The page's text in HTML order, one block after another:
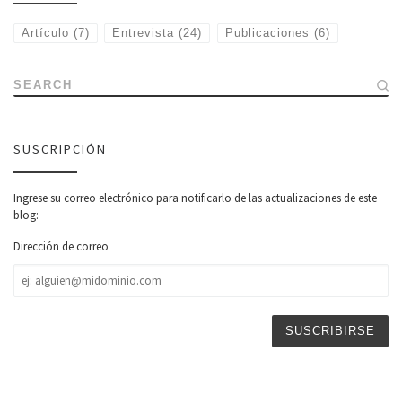
Artículo (7) Entrevista (24) Publicaciones (6)
SEARCH
SUSCRIPCIÓN
Ingrese su correo electrónico para notificarlo de las actualizaciones de este
blog:
Dirección de correo
de